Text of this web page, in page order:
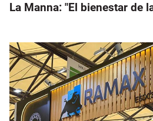
La Manna: "El bienestar de